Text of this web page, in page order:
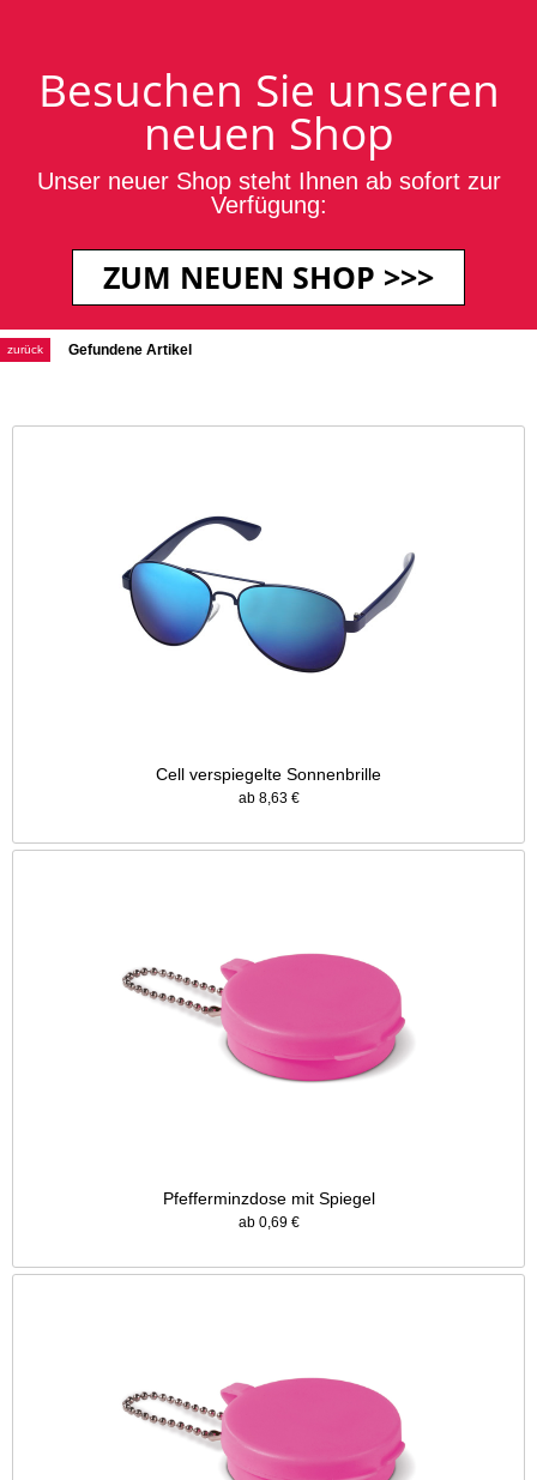
Besuchen Sie unseren
neuen Shop
Unser neuer Shop steht Ihnen ab sofort zur
Verfügung:
ZUM NEUEN SHOP >>>
+49 2651 700235
zurück Gefundene Artikel
Cell verspiegelte Sonnenbrille
ab 8,63 €
Pfefferminzdose mit Spiegel
ab 0,69 €